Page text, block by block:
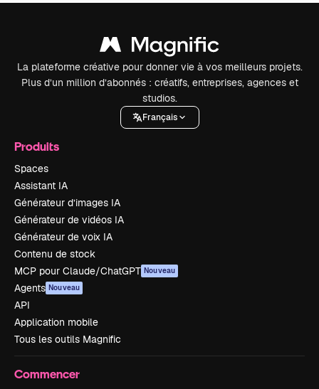
La plateforme créative pour donner vie à vos meilleurs projets.
Plus d’un million d’abonnés : créatifs, entreprises, agences et
studios.
Français
Produits
Spaces
Assistant IA
Générateur d’images IA
Générateur de vidéos IA
Générateur de voix IA
Contenu de stock
MCP pour Claude/ChatGPT Nouveau
Agents Nouveau
API
Application mobile
Tous les outils Magnific
Commencer